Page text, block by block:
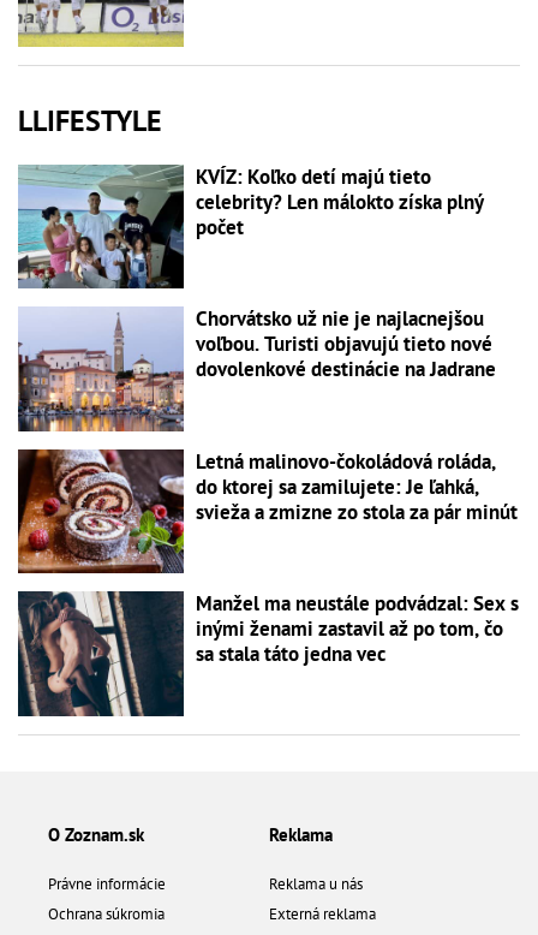
LLIFESTYLE
KVÍZ: Koľko detí majú tieto
celebrity? Len málokto získa plný
počet
Chorvátsko už nie je najlacnejšou
voľbou. Turisti objavujú tieto nové
dovolenkové destinácie na Jadrane
Letná malinovo-čokoládová roláda,
do ktorej sa zamilujete: Je ľahká,
svieža a zmizne zo stola za pár minút
Manžel ma neustále podvádzal: Sex s
inými ženami zastavil až po tom, čo
sa stala táto jedna vec
O Zoznam.sk
Právne informácie
Ochrana súkromia
Reklama
Reklama u nás
Externá reklama